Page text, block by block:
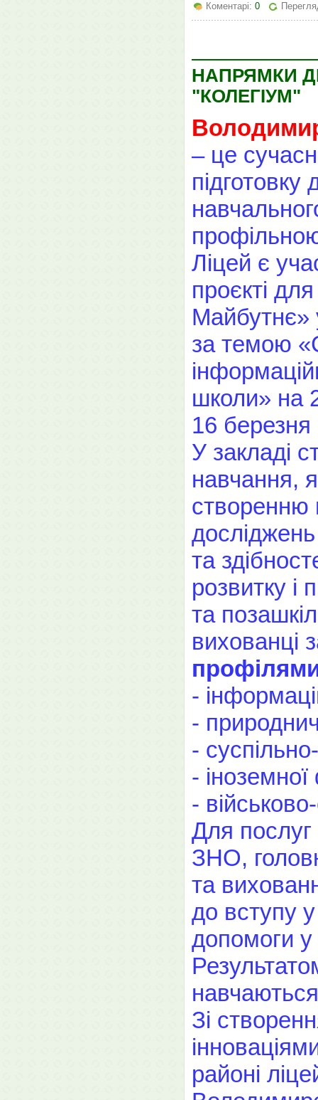
Коментарі: 0
НАПРЯМКИ
"КОЛЕГІУМ"
– це
Ліцей є
проєкті
Майбутнє»
за темою
школи» на
16
У закладі
навчання,
створенню
та
розвитку і
та
вихованці
-
-
-
- іноземної
-
Для послуг
ЗНО,
та
до вступу
допомоги у
Зі
районі